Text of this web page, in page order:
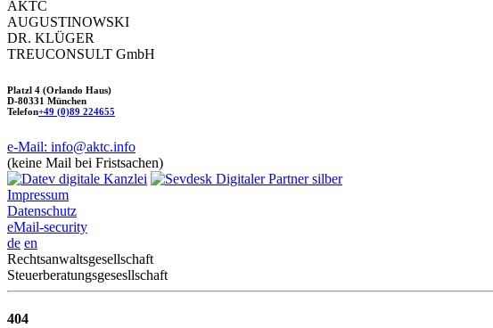
AKTC
AUGUSTINOWSKI
DR. KLÜGER
TREUCONSULT GmbH
Platzl 4 (Orlando Haus)
D-80331 München
Telefon+49 (0)89 224655
e-Mail: info@aktc.info
(keine Mail bei Fristsachen)
Impressum
Datenschutz
eMail-security
de en
Rechtsanwaltsgesellschaft
Steuerberatungsgesesllschaft
404